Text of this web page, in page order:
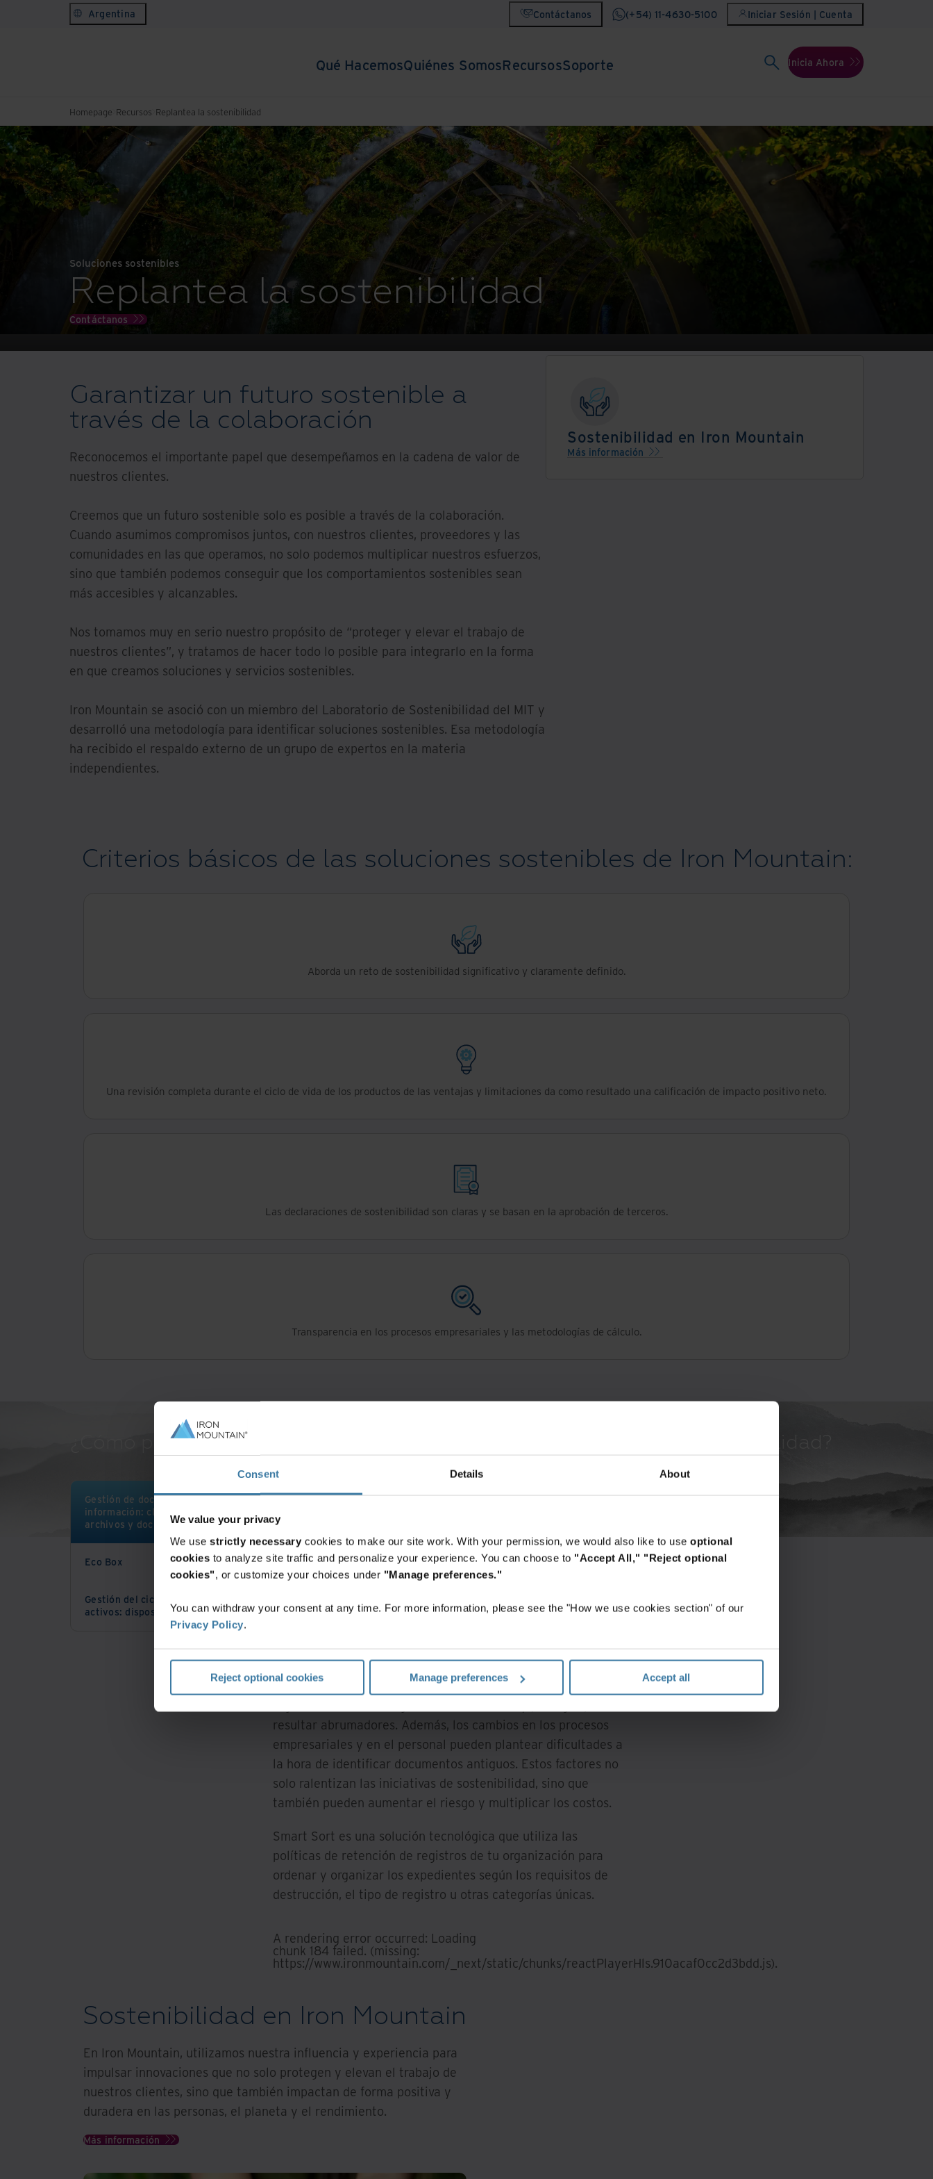
Consent Details About
We value your privacy
We use strictly necessary cookies to make our site work. With your permission, we would also like to use optional
cookies to analyze site traffic and personalize your experience. You can choose to "Accept All," "Reject optional
cookies", or customize your choices under "Manage preferences."
You can withdraw your consent at any time. For more information, please see the "How we use cookies section" of our
Privacy Policy.
Reject optional cookies Manage preferences Accept all
Argentina Contáctanos (+54) 11-4630-5100 Iniciar Sesión | Cuenta
Qué HacemosQuiénes SomosRecursosSoporte Inicia Ahora
Homepage Recursos Replantea la sostenibilidad
Soluciones sostenibles
Replantea la sostenibilidad
Contáctanos
Garantizar un futuro sostenible a
través de la colaboración
Reconocemos el importante papel que desempeñamos en la cadena de valor de
nuestros clientes.
Creemos que un futuro sostenible solo es posible a través de la colaboración.
Cuando asumimos compromisos juntos, con nuestros clientes, proveedores y las
comunidades en las que operamos, no solo podemos multiplicar nuestros esfuerzos,
sino que también podemos conseguir que los comportamientos sostenibles sean
más accesibles y alcanzables.
Nos tomamos muy en serio nuestro propósito de “proteger y elevar el trabajo de
nuestros clientes”, y tratamos de hacer todo lo posible para integrarlo en la forma
en que creamos soluciones y servicios sostenibles.
Iron Mountain se asoció con un miembro del Laboratorio de Sostenibilidad del MIT y
desarrolló una metodología para identificar soluciones sostenibles. Esa metodología
ha recibido el respaldo externo de un grupo de expertos en la materia
independientes.
Sostenibilidad en Iron Mountain
Más información
Criterios básicos de las soluciones sostenibles de Iron Mountain:
Aborda un reto de sostenibilidad significativo y claramente definido.
Una revisión completa durante el ciclo de vida de los productos de las ventajas y limitaciones da como resultado una calificación de impacto positivo neto.
Las declaraciones de sostenibilidad son claras y se basan en la aprobación de terceros.
Transparencia en los procesos empresariales y las metodologías de cálculo.
¿Cómo puede Iron Mountain ayudarte a alcanzar tus objetivos de sostenibilidad?
Gestión de documentos e
información: clasificación de
archivos y documentos antiguos
Eco Box
Gestión del ciclo de vida de los
activos: disposición de activos de TI
integrar prácticas sostenibles y responsables en todos los
documentos e información.
El volumen, la velocidad y la variedad de información que las
resultar abrumadores. Además, los cambios en los procesos
empresariales y en el personal pueden plantear dificultades a
la hora de identificar documentos antiguos. Estos factores no
solo ralentizan las iniciativas de sostenibilidad, sino que
también pueden aumentar el riesgo y multiplicar los costos.
Smart Sort es una solución tecnológica que utiliza las
políticas de retención de registros de tu organización para
ordenar y organizar los expedientes según los requisitos de
destrucción, el tipo de registro u otras categorías únicas.
A rendering error occurred: Loading
chunk 184 failed. (missing:
https://www.ironmountain.com/_next/static/chunks/reactPlayerHls.910acaf0cc2d3bdd.js).
Sostenibilidad en Iron Mountain
En Iron Mountain, utilizamos nuestra influencia y experiencia para
impulsar innovaciones que no solo protegen y elevan el trabajo de
nuestros clientes, sino que también impactan de forma positiva y
duradera en las personas, el planeta y el rendimiento.
Más información